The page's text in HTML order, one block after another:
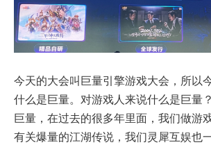
今天的大会叫巨量引擎游戏大会，所以
什么是巨量。对游戏人来说什么是巨量
巨量，在过去的很多年里面，我们做游
有关爆量的江湖传说，我们灵犀互娱也